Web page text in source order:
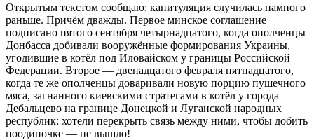
Открытым текстом сообщаю: капитуляция случилась намного
раньше. Причём дважды. Первое минское соглашение
подписано пятого сентября четырнадцатого, когда ополченцы
Донбасса добивали вооружённые формирования Украины,
угодившие в котёл под Иловайском у границы Российской
Федерации. Второе — двенадцатого февраля пятнадцатого,
когда те же ополченцы доваривали новую порцию пушечного
мяса, загнанного киевскими стратегами в котёл у города
Дебальцево на границе Донецкой и Луганской народных
республик: хотели перекрыть связь между ними, чтобы добить
поодиночке — не вышло!